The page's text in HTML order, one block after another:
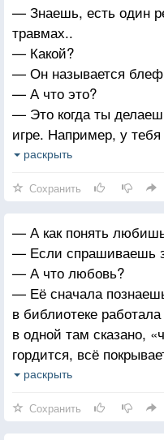
— Знаешь, есть один
травмах..
— Какой?
— Он называется
— А что это?
— Это когда ты
игре. Например, у
вид, будто вытащила
— Ну если будешь
хорошо, то все
поверишь и ты. А у
свойство сбываться.
раскрыть
Сохранить
— А как понять
— Если спрашиваешь
— А что любовь?
— Её сначала
в библиотеке
в одной там сказано,
гордится, всё
» Так что если
раскрыть
Сохранить